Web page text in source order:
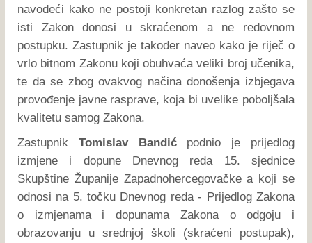
navodeći kako ne postoji konkretan razlog zašto se
isti Zakon donosi u skraćenom a ne redovnom
postupku. Zastupnik je također naveo kako je riječ o
vrlo bitnom Zakonu koji obuhvaća veliki broj učenika,
te da se zbog ovakvog načina donošenja izbjegava
provođenje javne rasprave, koja bi uvelike poboljšala
kvalitetu samog Zakona.
Zastupnik Tomislav Bandićpodnio je prijedlog
izmjene i dopune Dnevnog reda 15. sjednice
Skupštine Županije Zapadnohercegovačke a koji se
odnosi na 5. točku Dnevnog reda - Prijedlog Zakona
o izmjenama i dopunama Zakona o odgoju i
obrazovanju u srednjoj školi (skraćeni postupak),